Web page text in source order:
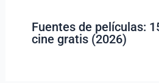
Fuentes de películas:
cine gratis (2026)